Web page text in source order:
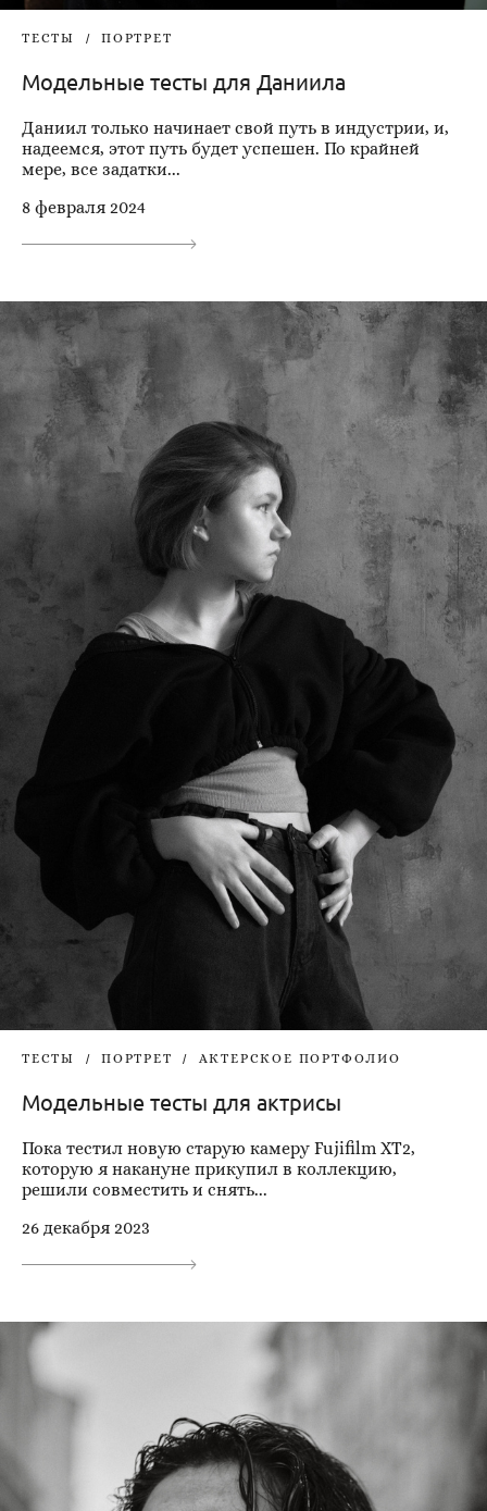
ТЕСТЫ ПОРТРЕТ
Модельные тесты для Даниила
Даниил только начинает свой путь в индустрии, и,
надеемся, этот путь будет успешен. По крайней
мере, все задатки...
8 февраля 2024
ТЕСТЫ ПОРТРЕТ АКТЕРСКОЕ ПОРТФОЛИО
Модельные тесты для актрисы
Пока тестил новую старую камеру Fujifilm XT2,
которую я накануне прикупил в коллекцию,
решили совместить и снять...
26 декабря 2023